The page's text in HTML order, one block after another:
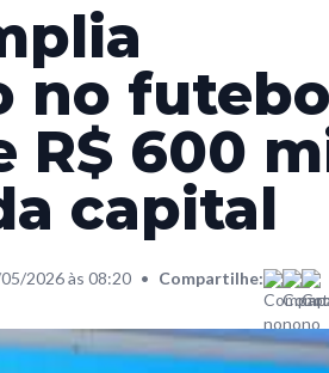
no
R$ 600
capital
2026 às 08:20 • Compartilhe: